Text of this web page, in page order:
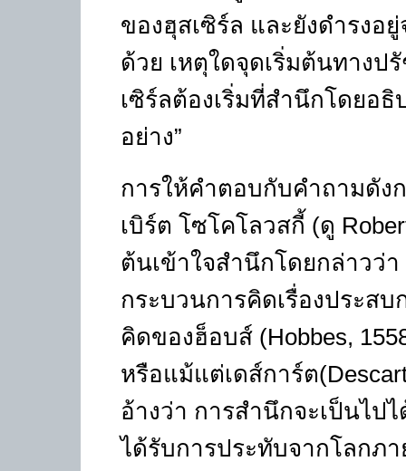
ของฮุสเซิร์ล และยังดำรง
ด้วย เหตุใดจุดเริ่มต้นทาง
เซิร์ลต้องเริ่มที่สำนึกโดยอ
อย่าง”
การให้คำตอบกับคำถามดัง
เบิร์ต โซโคโลวสกี้ (ดู
ต้นเข้าใจสำนึกโดยกล่าวว่
กระบวนการคิดเรื่องประส
คิดของฮ็อบส์ (Hobbes,
หรือแม้แต่เดส์การ์ต
อ้างว่า การสำนึกจะเป็นไป
ได้รับการประทับจากโลกภ